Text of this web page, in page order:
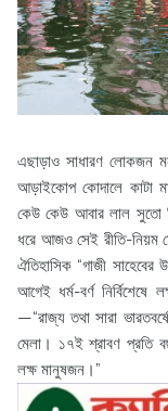
এছাড়াও সাধারণ লোকজন
আড়াইকোপ কোদালে কাটা
কেউ কেউ আবার লাল সুতো
ধরে আজও সেই রীতি-নিয়ম
ঐতিহাসিক “গাজী
আগেই ধর্ম-বর্ণ
—“রাজ্য তথা সারা
মেলা। ১৭ই শ্রাবণ প্রতি
লক্ষ মানুষজন।”